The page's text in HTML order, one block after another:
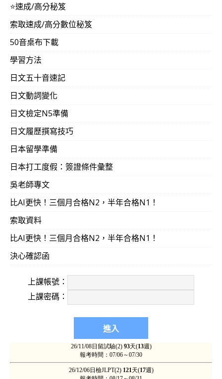
⭐️速成/高分秘笈
索取速成/高分數位秘笈
50音桌布下載
學習方法
日文五十音速記
日文動詞變化
日文檢定N5準備
日文履歷撰寫技巧
日本留學準備
日本打工度假：簽證條件彙整
吳老師專文
比AI更快！三個月合格N2，半年合格N1！
索取資料
比AI更快！三個月合格N2，半年合格N1！
決心確認函
上課帳號：
上課密碼：